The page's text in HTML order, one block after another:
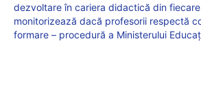
dezvoltare în cariera didactică din
monitorizează dacă profesorii respectă
formare – procedură a Ministerului